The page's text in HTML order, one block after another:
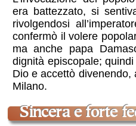
era battezzato, si
rivolgendosi
confermò il volere
ma anche papa
dignità episcopale;
Dio e accettò divenendo,
Milano.
sincera e forte